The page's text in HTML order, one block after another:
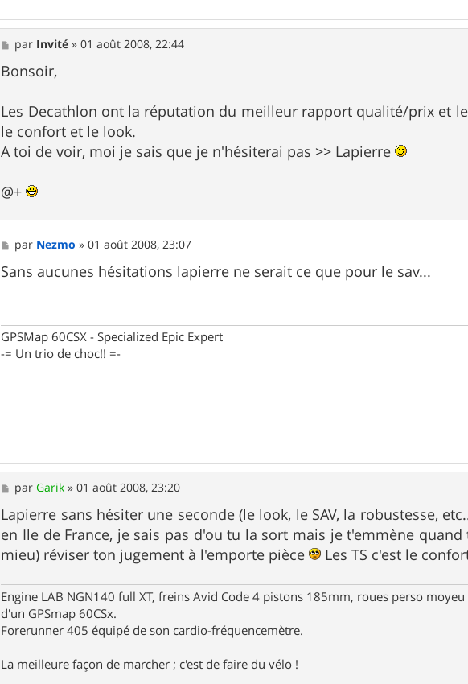
M
e
s
s
g
e
par Invité »01 août 2008, 22:44
Bonsoir,
Les Decathlon ont la réputation du meilleur rapport qualité/prix et
le confort et le look.
A toi de voir, moi je sais que je n'hésiterai pas >> Lapierre
@+
M
e
s
s
par Nezmo »01 août 2008, 23:07
Sans aucunes hésitations lapierre ne serait ce que pour le sav...
GPSMap 60CSX - Specialized Epic Expert
-= Un trio de choc!! =-
M
e
s
s
a
g
e
parGarik »01 août 2008, 23:20
Lapierre sans hésiter une seconde (le look, le SAV, la robustesse,
en Ile de France, je sais pas d'ou tu la sort mais je t'emmène
mieu) réviser ton jugement à l'emporte pièce
Les TS c'est le
Engine LAB NGN140 full XT, freins Avid Code 4 pistons 185mm, roues perso
d'un GPSmap 60CSx.
Forerunner 405 équipé de son cardio-fréquencemètre.
La meilleure façon de marcher ; c'est de faire du vélo !